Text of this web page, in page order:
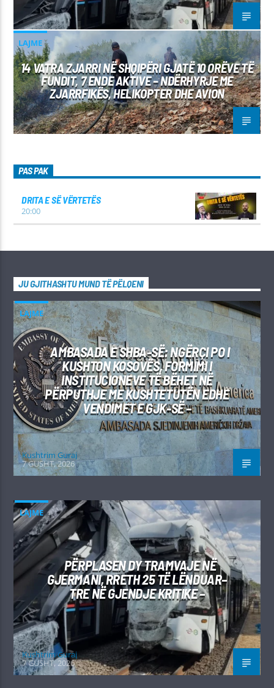
LAJME
14 VATRA ZJARRI NË SHQIPËRI GJATË 10 ORËVE TË
FUNDIT, 7 ENDE AKTIVE – NDËRHYRJE ME
ZJARRFIKËS, HELIKOPTER DHE AVION
PAS PAK
DRITA E SË VËRTETËS
20:00
JU GJITHASHTU MUND TË PËLQENI
LAJME
AMBASADA E SHBA-SË: NGËRÇI PO I
KUSHTON KOSOVËS, FORMIMI I
INSTITUCIONEVE TË BËHET NË
PËRPUTHJE ME KUSHTETUTËN EDHE
VENDIMET E GJK-SË –
Kushtrim Guraj
7 GUSHT, 2026
LAJME
PËRPLASEN DY TRAMVAJE NË
GJERMANI, RRETH 25 TË LËNDUAR–
TRE NË GJENDJE KRITIKE –
Kushtrim Guraj
7 GUSHT, 2026